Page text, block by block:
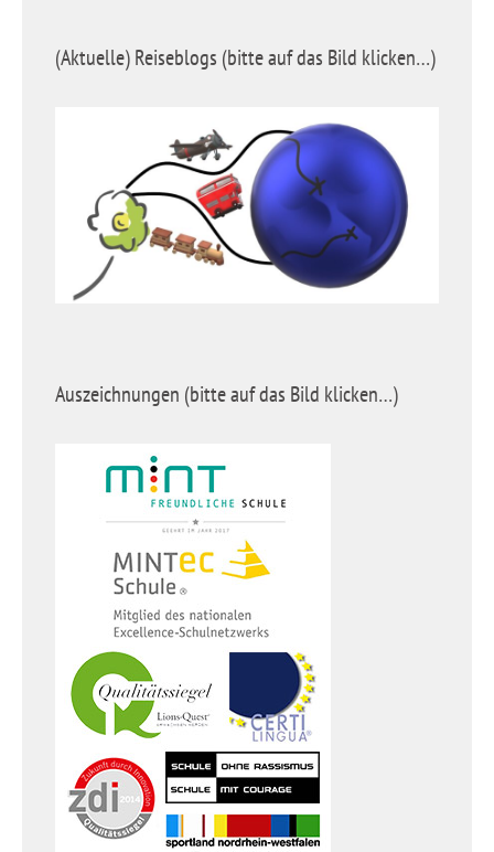
(Aktuelle) Reiseblogs (bitte auf das Bild klicken…)
Auszeichnungen (bitte auf das Bild klicken…)